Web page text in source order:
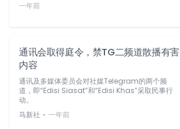
一年前
通讯会取得庭令，禁TG二频道散播有害
内容
通讯及多媒体委员会对社媒Telegram的两个频
道，即“Edisi Siasat”和“Edisi Khas”采取民事行
动。
马新社 ⋅ 一年前